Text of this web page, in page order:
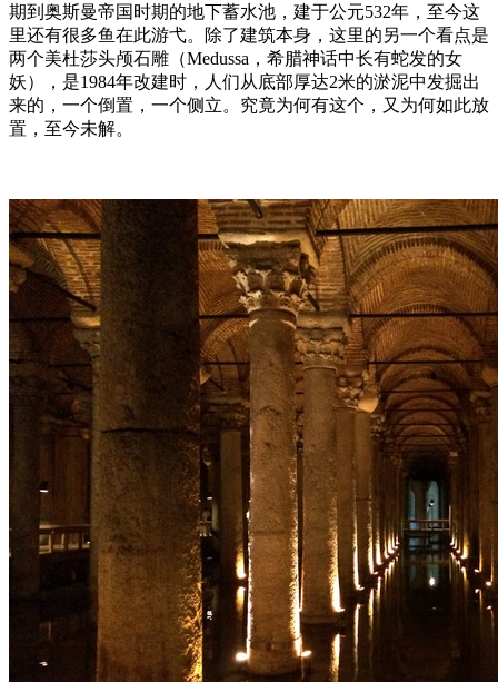
期到奥斯曼帝国时期的地下蓄水池，建于公元532年，至今这
里还有很多鱼在此游弋。除了建筑本身，这里的另一个看点是
两个美杜莎头颅石雕（Medussa，希腊神话中长有蛇发的女
妖），是1984年改建时，人们从底部厚达2米的淤泥中发掘出
来的，一个倒置，一个侧立。究竟为何有这个，又为何如此放
置，至今未解。